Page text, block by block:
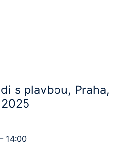
s plavbou, Praha,
14:00